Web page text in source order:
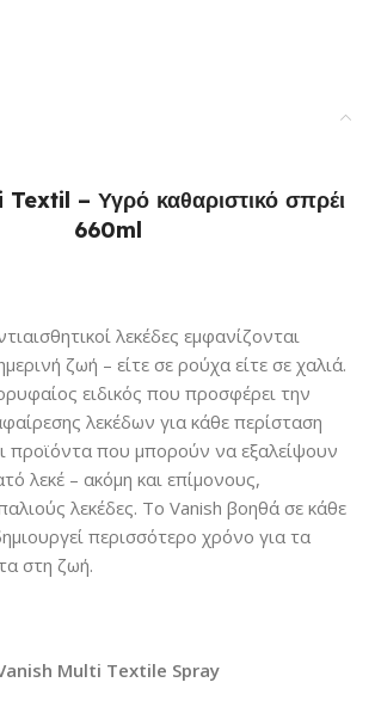
– Υγρό καθαριστικό σπρέι
660ml
λεκέδες εμφανίζονται
ζωή – είτε σε ρούχα είτε σε χαλιά.
ειδικός που προσφέρει την
λεκέδων για κάθε περίσταση
προϊόντα που μπορούν να εξαλείψουν
λεκέ – ακόμη και επίμονους,
λεκέδες. Το Vanish βοηθά σε κάθε
περισσότερο χρόνο για τα
στη ζωή.
Multi Textile Spray